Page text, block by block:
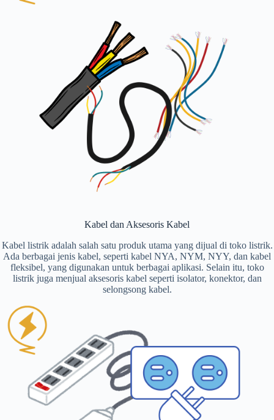
Kabel dan Aksesoris Kabel
Kabel listrik adalah salah satu produk utama yang dijual di toko listrik.
Ada berbagai jenis kabel, seperti kabel NYA, NYM, NYY, dan kabel
fleksibel, yang digunakan untuk berbagai aplikasi. Selain itu, toko
listrik juga menjual aksesoris kabel seperti isolator, konektor, dan
selongsong kabel.